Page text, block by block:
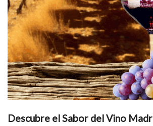
Descubre el Sabor del Vino